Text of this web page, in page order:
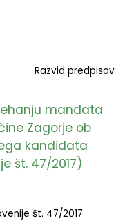
Razvid predpisov
mandata
Zagorje ob
kandidata
št. 47/2017)
št. 47/2017